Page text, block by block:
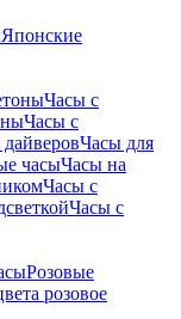
Японские
Часы с
Часы с
Часы для
часыЧасы на
Часы с
Часы с
Розовые
розовое